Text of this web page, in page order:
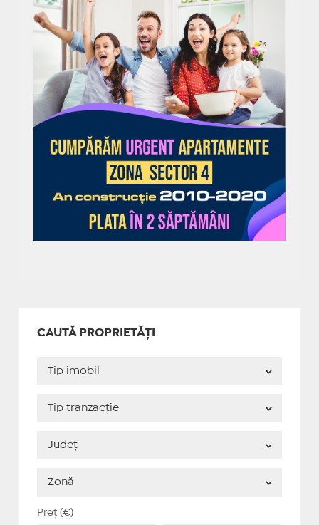
CAUTĂ PROPRIETĂȚI
Preț (€)